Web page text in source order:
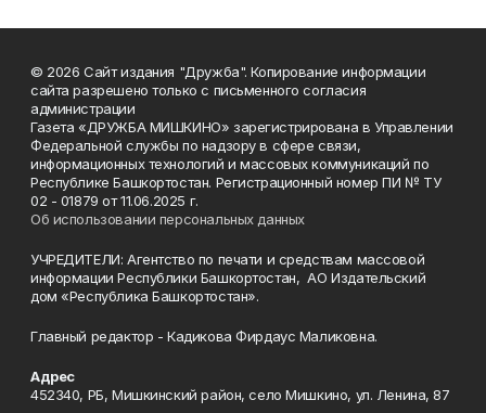
© 2026 Сайт издания "Дружба". Копирование информации
сайта разрешено только с письменного согласия
администрации
Газета «ДРУЖБА МИШКИНО» зарегистрирована в Управлении
Федеральной службы по надзору в сфере связи,
информационных технологий и массовых коммуникаций по
Республике Башкортостан. Регистрационный номер ПИ № ТУ
02 - 01879 от 11.06.2025 г.
Об использовании персональных данных
УЧРЕДИТЕЛИ: Агентство по печати и средствам массовой
информации Республики Башкортостан, АО Издательский
дом «Республика Башкортостан».
Главный редактор - Кадикова Фирдаус Маликовна.
Адрес
452340, РБ, Мишкинский район, село Мишкино, ул. Ленина, 87